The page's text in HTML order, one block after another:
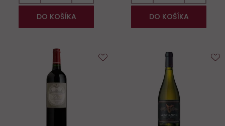
DO KOŠÍKA DO KOŠÍKA